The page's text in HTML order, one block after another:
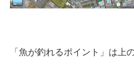
「魚が釣れるポイント」は上